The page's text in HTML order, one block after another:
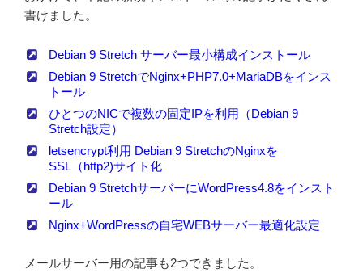
書けました。
Debian 9 Stretch サーバー最小構成インストール
Debian 9 StretchでNginx+PHP7.0+MariaDBをインス
トール
ひとつのNICで複数の固定IPを利用（Debian 9
Stretch設定）
letsencrypt利用 Debian 9 StretchのNginxを
SSL（http2)サイト化
Debian 9 StretchサーバーにWordPress4.8をインスト
ール
Nginx+WordPressの自宅WEBサーバー最適化設定
メールサーバー用の記事も2つできました。